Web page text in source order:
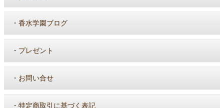
・ 香水学園ブログ
・ プレゼント
・ お問い合せ
・ 特定商取引に基づく表記